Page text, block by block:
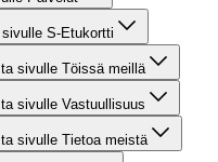
S-Etukortti
sivulle Töissä meillä
sivulle Vastuullisuus
sivulle Tietoa meistä